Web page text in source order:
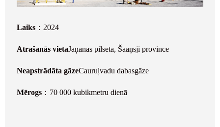
Laiks ：2024
Atrašanās vietaJaņanas pilsēta, Šaaņsji province
Neapstrādāta gāzeCauruļvadu dabasgāze
Mērogs ：70 000 kubikmetru dienā